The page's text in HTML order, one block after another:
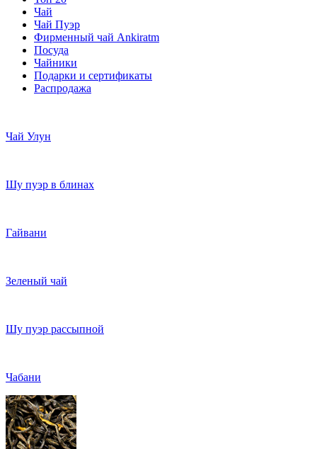
Чай
Чай Пуэр
Фирменный чай Ankiratm
Посуда
Чайники
Подарки и сертификаты
Распродажа
Чай Улун
Шу пуэр в блинах
Гайвани
Зеленый чай
Шу пуэр рассыпной
Чабани